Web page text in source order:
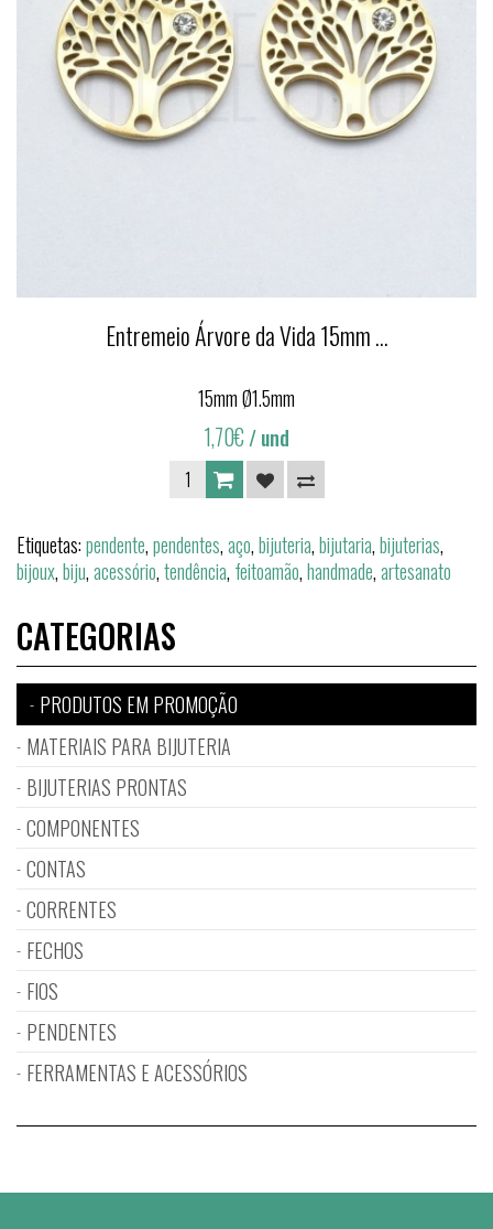
Entremeio Árvore da Vida 15mm ...
15mm Ø1.5mm
1,70€/ und
Etiquetas:pendente,pendentes,aço,bijuteria,bijutaria,bijuterias,
bijoux,biju,acessório,tendência, feitoamão,handmade,artesanato
CATEGORIAS
PRODUTOS EM PROMOÇÃO
MATERIAIS PARA BIJUTERIA
BIJUTERIAS PRONTAS
COMPONENTES
CONTAS
CORRENTES
FECHOS
FIOS
PENDENTES
FERRAMENTAS E ACESSÓRIOS